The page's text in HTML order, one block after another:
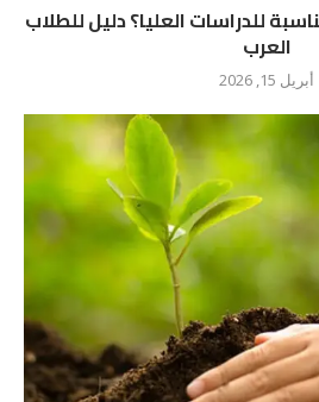
للدراسات العليا؟ دليل للطلاب
العرب
أبريل 15, 2026